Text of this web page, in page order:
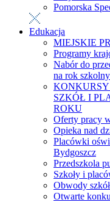
Pomorska
Edukacja
MIEJSKIE
Programy
Nabór do
na rok
SZKÓŁ I
ROKU
Oferty pracy
Opieka nad
Placówki
Bydgoszcz
Przedszkola
Szkoły i
Obwody
Otwarte